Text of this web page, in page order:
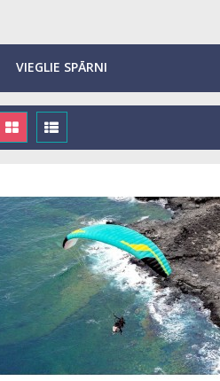
VIEGLIE SPĀRNI